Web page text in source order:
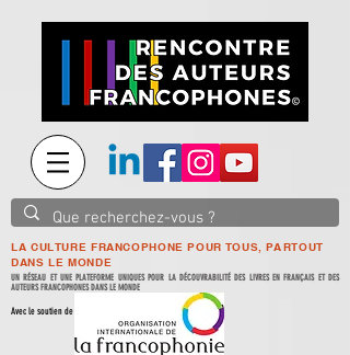
LA CULTURE FRANCOPHONE POUR TOUS, PARTOUT
DANS LE MONDE
UN RÉSEAU ET UNE PLATEFORME UNIQUES POUR LA DÉCOUVRABILITÉ DES LIVRES EN FRANÇAIS ET DES
AUTEURS FRANCOPHONES DANS LE MONDE
Avec le soutien de